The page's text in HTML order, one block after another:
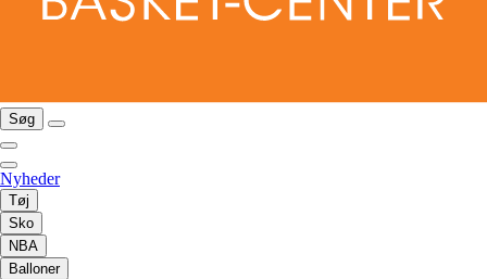
Søg
Nyheder
Tøj
Sko
NBA
Balloner